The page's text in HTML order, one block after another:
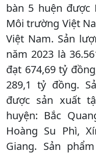
bàn 5 huện được
Môi trường Việt
Việt Nam. Sản
năm 2023 là
đạt 674,69 tỷ
289,1 tỷ đồng.
được sản xuất
huyện: Bắc
Hoàng Su Phì,
Giang. Sản